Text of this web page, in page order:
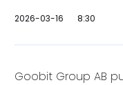
2026-03-16 8:30
Goobit Group AB